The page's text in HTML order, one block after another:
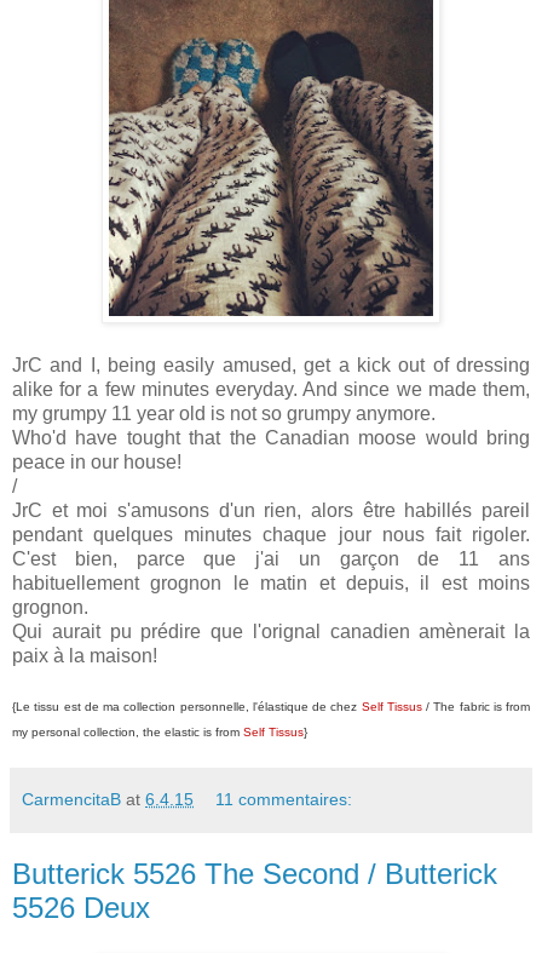
JrC and I, being easily amused, get a kick out of dressing
alike for a few minutes everyday. And since we made them,
my grumpy 11 year old is not so grumpy anymore.
Who'd have tought that the Canadian moose would bring
peace in our house!
/
JrC et moi s'amusons d'un rien, alors être habillés pareil
pendant quelques minutes chaque jour nous fait rigoler.
C'est bien, parce que j'ai un garçon de 11 ans
habituellement grognon le matin et depuis, il est moins
grognon.
Qui aurait pu prédire que l'orignal canadien amènerait la
paix à la maison!
{Le tissu est de ma collection personnelle, l'élastique de chez Self Tissus/ The fabric is from
my personal collection, the elastic is from Self Tissus}
CarmencitaB at 6.4.15 11 commentaires:
Butterick 5526 The Second / Butterick
5526 Deux